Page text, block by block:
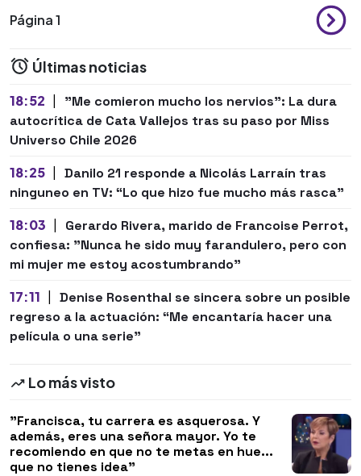
Página 1
Últimas noticias
18:52 |
"Me comieron mucho los nervios": La dura
autocrítica de Cata Vallejos tras su paso por Miss
Universo Chile 2026
18:25 | Danilo 21 responde a Nicolás Larraín tras
ninguneo en TV: “Lo que hizo fue mucho más rasca”
18:03 |
Gerardo Rivera, marido de Francoise Perrot,
confiesa: "Nunca he sido muy farandulero, pero con
mi mujer me estoy acostumbrando"
17:11 | Denise Rosenthal se sincera sobre un posible
regreso a la actuación: “Me encantaría hacer una
película o una serie"
Lo más visto
"Francisca, tu carrera es asquerosa. Y
además, eres una señora mayor. Yo te
recomiendo en que no te metas en hue...
que no tienes idea"